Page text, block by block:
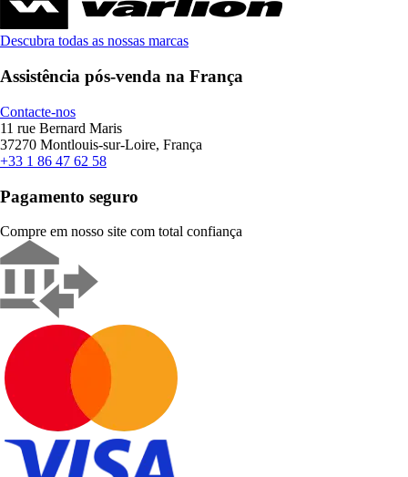
Descubra todas as nossas marcas
Assistência pós-venda na França
Contacte-nos
11 rue Bernard Maris
37270 Montlouis-sur-Loire, França
+33 1 86 47 62 58
Pagamento seguro
Compre em nosso site com total confiança